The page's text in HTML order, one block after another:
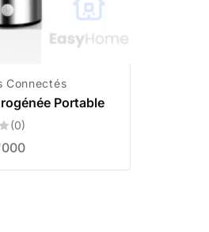
Connectés
Portable
(0)